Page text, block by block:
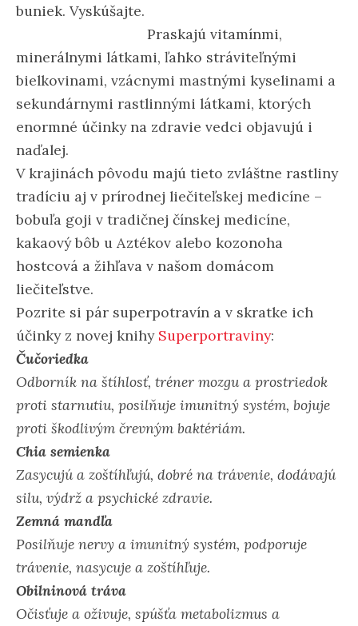
buniek. Vyskúšajte.
Praskajú vitamínmi,
minerálnymi látkami, ľahko stráviteľnými
bielkovinami, vzácnymi mastnými kyselinami a
sekundárnymi rastlinnými látkami, ktorých
enormné účinky na zdravie vedci objavujú i
naďalej.
V krajinách pôvodu majú tieto zvláštne rastliny
tradíciu aj v prírodnej liečiteľskej medicíne –
bobuľa goji v tradičnej čínskej medicíne,
kakaový bôb u Aztékov alebo kozonoha
hostcová a žihľava v našom domácom
liečiteľstve.
Pozrite si pár superpotravín a v skratke ich
účinky z novej knihy Superportraviny:
Čučoriedka
Odborník na štíhlosť, tréner mozgu a prostriedok
proti starnutiu, posilňuje imunitný systém, bojuje
proti škodlivým črevným baktériám.
Chia semienka
Zasycujú a zoštíhľujú, dobré na trávenie, dodávajú
silu, výdrž a psychické zdravie.
Zemná mandľa
Posilňuje nervy a imunitný systém, podporuje
trávenie, nasycuje a zoštíhľuje.
Obilninová tráva
Očisťuje a oživuje, spúšťa metabolizmus a